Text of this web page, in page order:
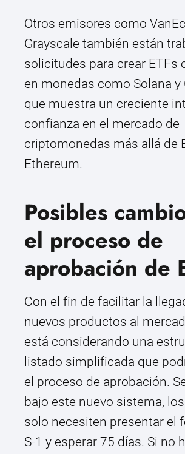
Otros emisores como
Grayscale también están
solicitudes para crear ETFs
en monedas como Solana y
que muestra un creciente
confianza en el mercado de
criptomonedas más allá de
Ethereum.
Posibles
el proceso de
aprobación de
Con el fin de facilitar la
nuevos productos al
está considerando una
listado simplificada que
el proceso de aprobación.
bajo este nuevo sistema,
solo necesiten presentar el
S-1 y esperar 75 días. Si no